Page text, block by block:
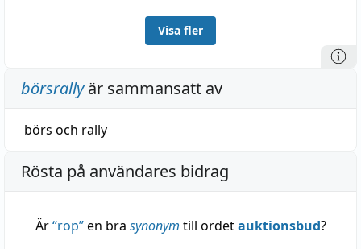
Visa fler
börsrallyär sammansatt av
börs och rally
Rösta på användares bidrag
Är“rop”en bra synonym till ordetauktionsbud?